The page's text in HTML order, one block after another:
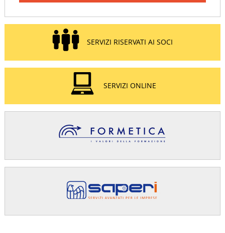
SERVIZI RISERVATI AI SOCI
SERVIZI ONLINE